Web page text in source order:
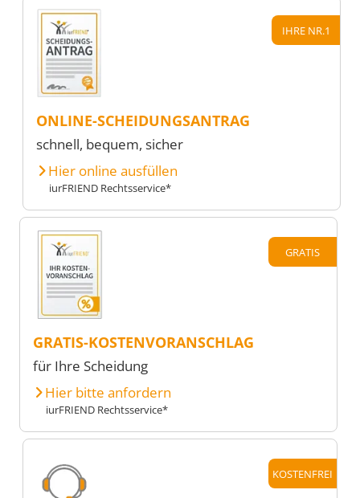
IHRE NR.1
ONLINE-SCHEIDUNGSANTRAG
schnell, bequem, sicher
Hier online ausfüllen
iurFRIEND Rechtsservice*
GRATIS
GRATIS-KOSTENVORANSCHLAG
für Ihre Scheidung
Hier bitte anfordern
iurFRIEND Rechtsservice*
KOSTENFREI